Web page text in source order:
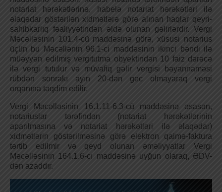
notariat hərəkətlərinə, habelə notariat hərəkətləri ilə
əlaqədar göstərilən xidmətlərə görə alınan haqlar qeyri-
sahibkarlıq fəaliyyətindən əldə olunan gəlirlərdir. Vergi
Məcəlləsinin 101.4-cü maddəsinə görə, xüsusi notarius
üçün bu Məcəllənin 96.1-ci maddəsinin ikinci bəndi ilə
müəyyən edilmiş vergitutma obyektindən 10 faiz dərəcə
ilə vergi tutulur və müvafiq gəlir vergisi bəyannaməsi
rübdən sonrakı ayın 20-dən gec olmayaraq vergi
orqanına təqdim edilir.
Vergi Məcəlləsinin 16.1.11-6.3-cü maddəsinə əsasən,
notariuslar tərəfindən (notariat hərəkətlərinin
aparılmasına və notariat hərəkətləri ilə əlaqədar)
xidmətlərin göstərilməsinə görə elektron qaimə-faktura
tərtib edilmir və qeyd olunan əməliyyatlar Vergi
Məcəlləsinin 164.1.6-cı maddəsinə uyğun olaraq, ƏDV-
dən azaddır.